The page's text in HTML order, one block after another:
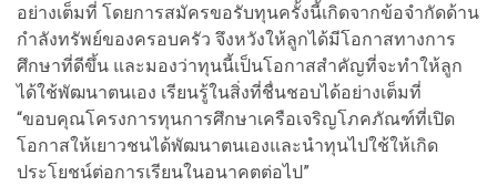
อย่างเต็มที่ โดยการสมัครขอรับทุนครั้งนี้เกิดจากข้อจำกัดด้าน
กำลังทรัพย์ของครอบครัว จึงหวังให้ลูกได้มีโอกาสทางการ
ศึกษาที่ดีขึ้น และมองว่าทุนนี้เป็นโอกาสสำคัญที่จะทำให้ลูก
ได้ใช้พัฒนาตนเอง เรียนรู้ในสิ่งที่ชื่นชอบได้อย่างเต็มที่
“ขอบคุณโครงการทุนการศึกษาเครือเจริญโภคภัณฑ์ที่เปิด
โอกาสให้เยาวชนได้พัฒนาตนเองและนำทุนไปใช้ให้เกิด
ประโยชน์ต่อการเรียนในอนาคตต่อไป”